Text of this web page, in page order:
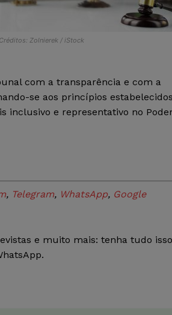
Créditos: Zolnierek / iStock
com a transparência e com a
se aos princípios
inclusivo e representativo no
, Telegram, WhatsApp, Google
e muito mais: tenha tudo isso